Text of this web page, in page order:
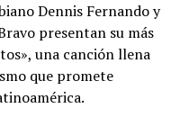
Dennis Fernando y
presentan su más
una canción llena
que promete